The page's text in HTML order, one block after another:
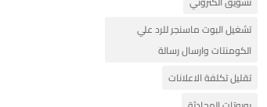
تشغيل البوت ماسنجر للرد علي
الكومنتات وارسال رسالة
تقليل تكلفة الاعلانات